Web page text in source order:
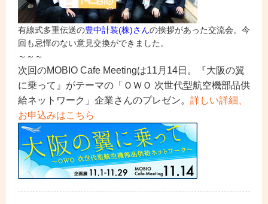
有線式多重伝送の豊中計装(株)さんの挨拶があった交流会。今
回も忌憚のない意見交換ができました。
～～～
次回のMOBIO Cafe Meetingは11月14日。『大阪の翼
に乗って』がテーマの「ＯＷＯ 次世代型航空機部品供
給ネットワーク」企業さんのプレゼン。 詳しい詳細、
お申込みはこちら